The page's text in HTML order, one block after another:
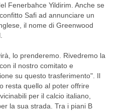
Fenerbahce Yildirim. Anche se
Safi ad annunciare un
il nome di Greenwood
lo prenderemo. Rivedremo la
il nostro comitato e
su questo trasferimento". Il
resta quello al poter offrire
per il calcio italiano,
la sua strada. Tra i piani B